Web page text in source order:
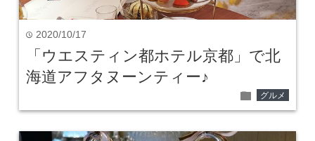
time 2020/10/17
「ウエスティン都ホテル京都」で北
海道アフタヌーンティー♪
folder グルメ